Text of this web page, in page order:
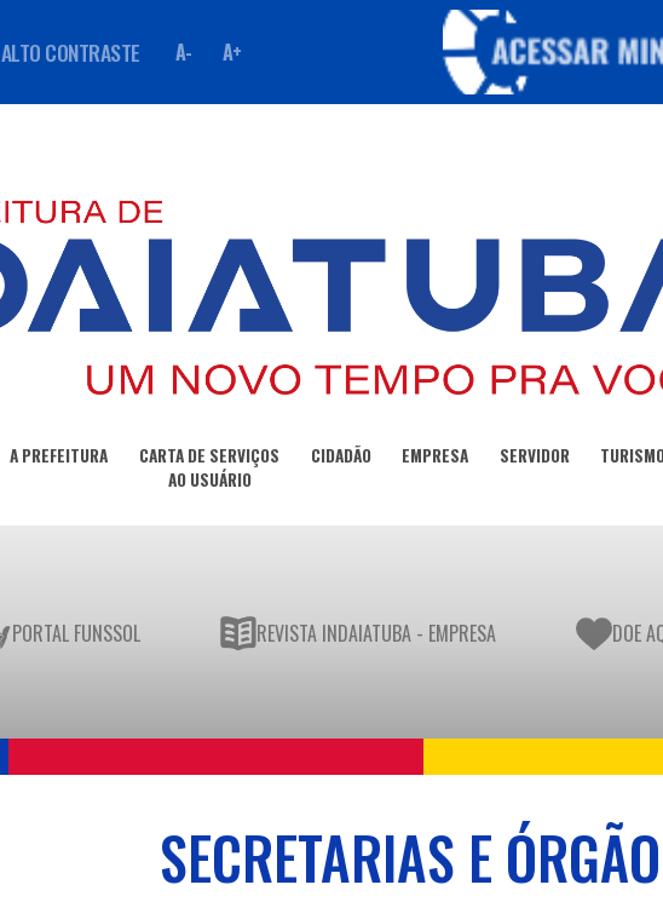
ALTO CONTRASTE A- A+
A PREFEITURA
CARTA DE SERVIÇOS
AO USUÁRIO
CIDADÃO EMPRESA SERVIDOR
PORTAL FUNSSOL REVISTA INDAIATUBA - EMPRESA DOE
SECRETARIAS E